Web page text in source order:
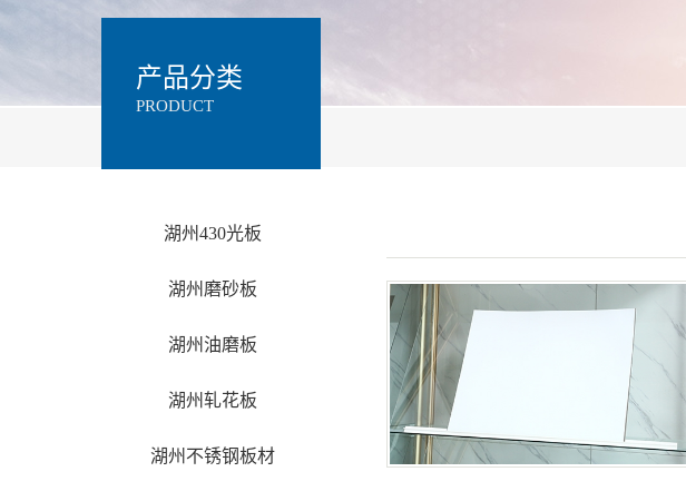
产品分类
PRODUCT
湖州430光板
湖州磨砂板
湖州油磨板
湖州轧花板
湖州不锈钢板材